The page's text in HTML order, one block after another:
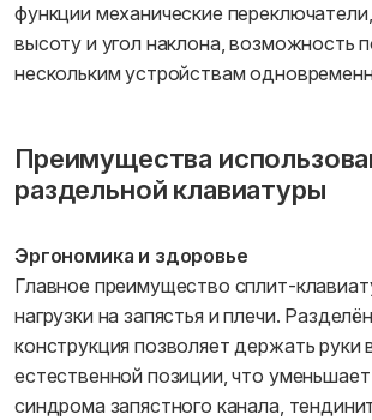
функции механические
высоту и угол наклона, возможность
нескольким устройствам
Преимущества
раздельной клавиатуры
Эргономика и здоровье
Главное преимущество сплит-
нагрузки на запястья и плечи.
конструкция позволяет держать руки
естественной позиции, что уменьшает
синдрома запястного канала,